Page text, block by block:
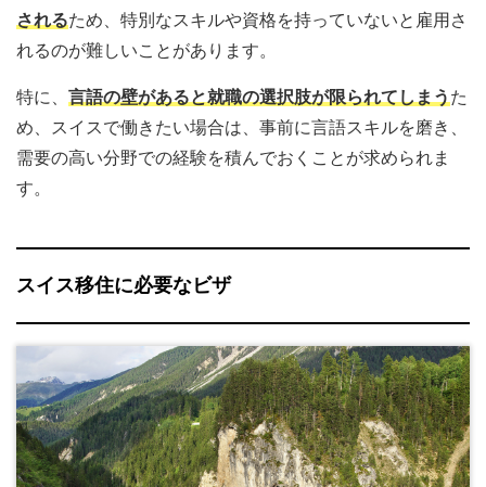
されるため、特別なスキルや資格を持っていないと雇用さ
れるのが難しいことがあります。
特に、 言語の壁があると就職の選択肢が限られてしまう た
め、スイスで働きたい場合は、事前に言語スキルを磨き、
需要の高い分野での経験を積んでおくことが求められま
す。
スイス移住に必要なビザ